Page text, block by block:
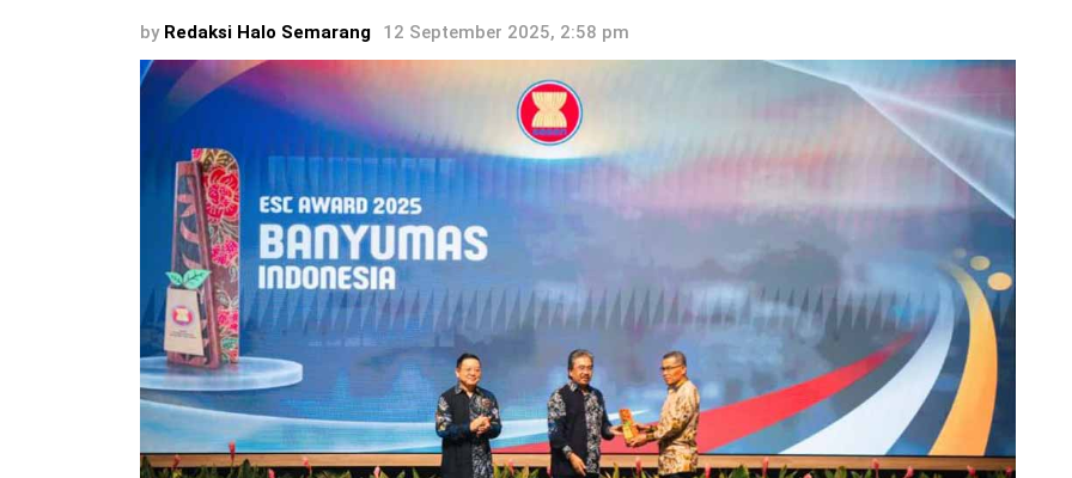
by Redaksi Halo Semarang 12 September 2025, 2:58 pm